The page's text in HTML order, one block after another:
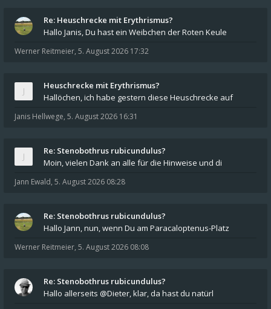
Re: Heuschrecke mit Erythrismus?
Hallo Janis, Du hast ein Weibchen der Roten Keule
Werner Reitmeier, 5. August 2026 17:32
Heuschrecke mit Erythrismus?
Hallöchen, ich habe gestern diese Heuschrecke auf
Janis Hellwege, 5. August 2026 16:31
Re: Stenobothrus rubicundulus?
Moin, vielen Dank an alle für die Hinweise und di
Jann Ewald, 5. August 2026 08:28
Re: Stenobothrus rubicundulus?
Hallo Jann, nun, wenn Du am Paracaloptenus-Platz
Werner Reitmeier, 5. August 2026 08:08
Re: Stenobothrus rubicundulus?
Hallo allerseits @Dieter, klar, da hast du natürl